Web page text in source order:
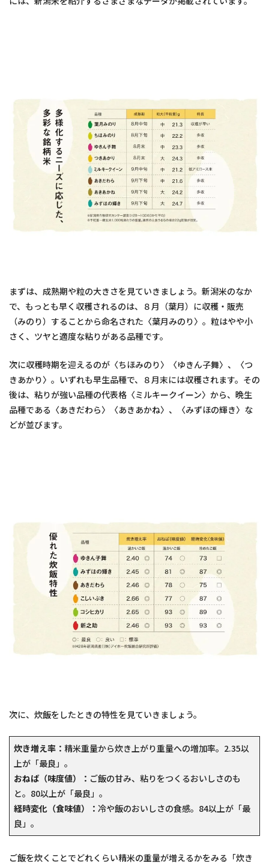
まずは、成熟期や粒の大きさを見ていきましょう。新潟米のなか
で、もっとも早く収穫されるのは、８月（葉月）に収穫・販売
（みのり）することから命名された〈葉月みのり〉。粒はやや小
さく、ツヤと適度な粘りがある品種です。
次に収穫時期を迎えるのが〈ちほみのり〉〈ゆきん子舞〉、〈つ
きあかり〉。いずれも早生品種で、８月末には収穫されます。その
後は、粘りが強い品種の代表格〈ミルキークイーン〉から、晩生
品種である〈あきだわら〉〈あきあかね〉、〈みずほの輝き〉な
どが並びます。
次に、炊飯をしたときの特性を見ていきましょう。
炊き増え率： 精米重量から炊き上がり重量への増加率。2.35以
上が「最良」。
おねば（味度値）： ご飯の甘み、粘りをつくるおいしさのも
と。80以上が「最良」。
経時変化（食味値）： 冷や飯のおいしさの食感。84以上が「最
良」。
ご飯を炊くことでどれくらい精米の重量が増えるかをみる「炊き